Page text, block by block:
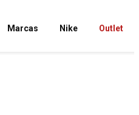
Marcas Nike Outlet